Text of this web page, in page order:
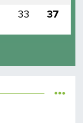
33 37